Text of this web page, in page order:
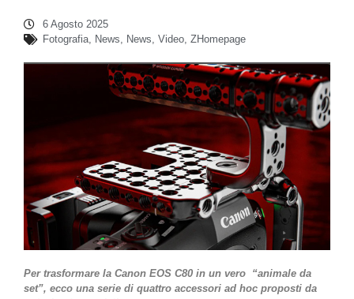
6 Agosto 2025
Fotografia, News, News, Video, ZHomepage
Per trasformare la Canon EOS C80 in un vero “animale da
set”, ecco una serie di quattro accessori ad hoc proposti da